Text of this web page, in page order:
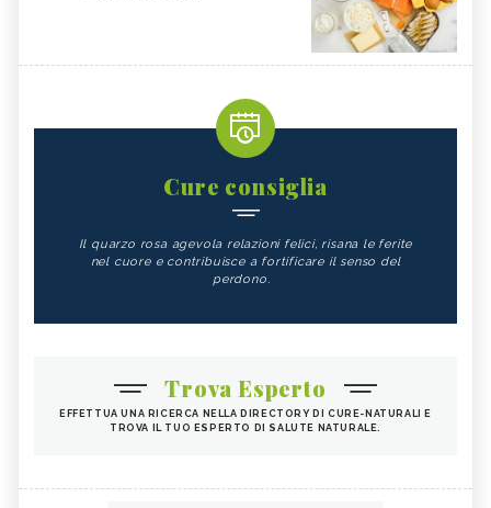
Cure consiglia
Il quarzo rosa agevola relazioni felici, risana le ferite
nel cuore e contribuisce a fortificare il senso del
perdono.
Trova Esperto
EFFETTUA UNA RICERCA NELLA DIRECTORY DI CURE-NATURALI E
TROVA IL TUO ESPERTO DI SALUTE NATURALE.